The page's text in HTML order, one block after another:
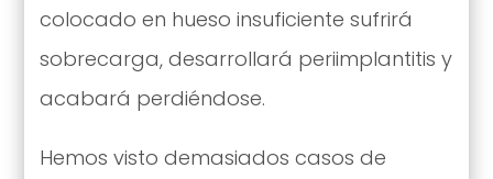
colocado en hueso insuficiente sufrirá
sobrecarga, desarrollará periimplantitis y
acabará perdiéndose.
Hemos visto demasiados casos de